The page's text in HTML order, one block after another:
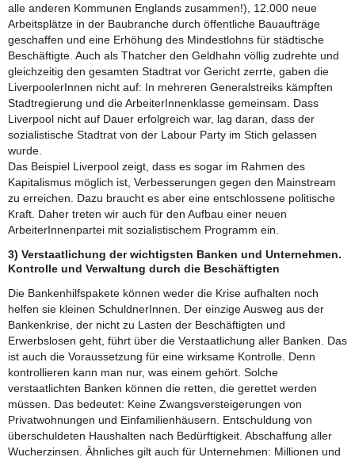
alle anderen Kommunen Englands zusammen!), 12.000 neue
Arbeitsplätze in der Baubranche durch öffentliche Bauaufträge
geschaffen und eine Erhöhung des Mindestlohns für städtische
Beschäftigte. Auch als Thatcher den Geldhahn völlig zudrehte und
gleichzeitig den gesamten Stadtrat vor Gericht zerrte, gaben die
LiverpoolerInnen nicht auf: In mehreren Generalstreiks kämpften
Stadtregierung und die ArbeiterInnenklasse gemeinsam. Dass
Liverpool nicht auf Dauer erfolgreich war, lag daran, dass der
sozialistische Stadtrat von der Labour Party im Stich gelassen
wurde.
Das Beispiel Liverpool zeigt, dass es sogar im Rahmen des
Kapitalismus möglich ist, Verbesserungen gegen den Mainstream
zu erreichen. Dazu braucht es aber eine entschlossene politische
Kraft. Daher treten wir auch für den Aufbau einer neuen
ArbeiterInnenpartei mit sozialistischem Programm ein.
3) Verstaatlichung der wichtigsten Banken und Unternehmen.
Kontrolle und Verwaltung durch die Beschäftigten
Die Bankenhilfspakete können weder die Krise aufhalten noch
helfen sie kleinen SchuldnerInnen. Der einzige Ausweg aus der
Bankenkrise, der nicht zu Lasten der Beschäftigten und
Erwerbslosen geht, führt über die Verstaatlichung aller Banken. Das
ist auch die Voraussetzung für eine wirksame Kontrolle. Denn
kontrollieren kann man nur, was einem gehört. Solche
verstaatlichten Banken können die retten, die gerettet werden
müssen. Das bedeutet: Keine Zwangsversteigerungen von
Privatwohnungen und Einfamilienhäusern. Entschuldung von
überschuldeten Haushalten nach Bedürftigkeit. Abschaffung aller
Wucherzinsen. Ähnliches gilt auch für Unternehmen: Millionen und